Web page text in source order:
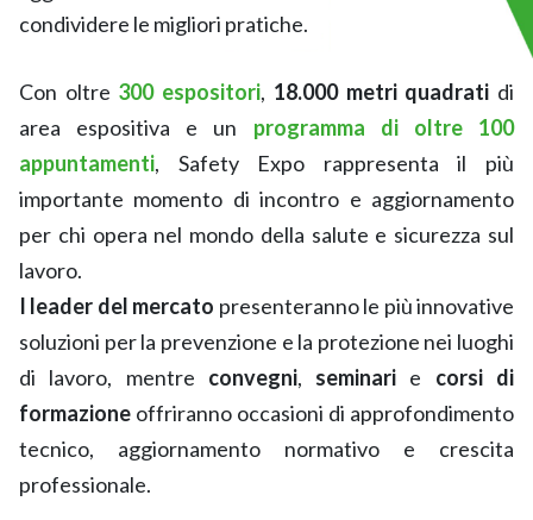
condividere le migliori pratiche.
Con oltre 300 espositori, 18.000 metri quadrati di
area espositiva e un programma di oltre 100
appuntamenti, Safety Expo rappresenta il più
importante momento di incontro e aggiornamento
per chi opera nel mondo della salute e sicurezza sul
lavoro.
I leader del mercato presenteranno le più innovative
soluzioni per la prevenzione e la protezione nei luoghi
di lavoro, mentre convegni, seminari e corsi di
formazione offriranno occasioni di approfondimento
tecnico, aggiornamento normativo e crescita
professionale.